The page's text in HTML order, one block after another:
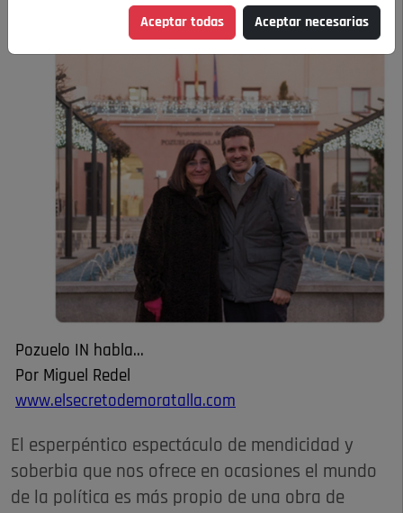
Pozuelo IN habla...
Por Miguel Redel
www.elsecretodemoratalla.com
El esperpéntico espectáculo de mendicidad y
soberbia que nos ofrece en ocasiones el mundo
de la política es más propio de una obra de
Aceptar todas Aceptar necesarias